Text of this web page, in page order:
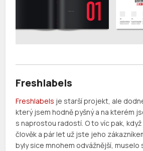
Freshlabels
Freshlabels je starší projekt, ale
který jsem hodně pyšný a na kterém
s naprostou radostí. O to víc pak,
člověk a pár let už jste jeho
byly sice mnohem odvážnější, muselo